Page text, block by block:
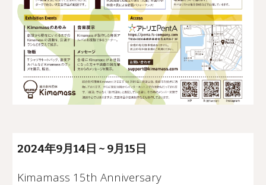
2024年9月14 日 ~ 9月15日
Kimamass 15th Anniversary